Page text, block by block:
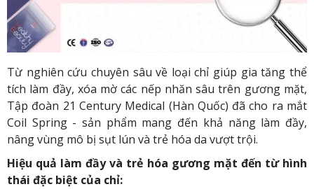
Từ nghiên cứu chuyên sâu về loại chỉ giúp gia tăng thể
tích làm đầy, xóa mờ các nếp nhăn sâu trên gương mặt,
Tập đoàn 21 Century Medical (Hàn Quốc) đã cho ra mắt
Coil Spring - sản phẩm mang đến khả năng làm đầy,
nâng vùng mô bị sụt lún và trẻ hóa da vượt trội.
Hiệu quả làm đầy và trẻ hóa gương mặt đến từ hình
thái đặc biệt của chỉ: